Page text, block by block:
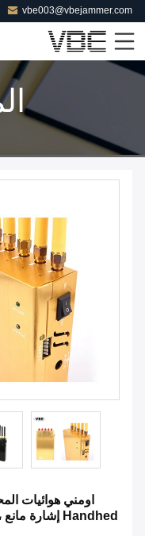
vbe003@vbejammer.com
اومني هوائيات